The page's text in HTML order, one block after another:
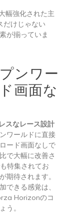
幅強化された主
だけじゃない
が揃っていま
ンワー
画面な
スなレース設計
ワールドに直接
ード画面なしで
で大幅に改善さ
特集されてお
期待されます。
できる感覚は、
Horizonのコ
う。